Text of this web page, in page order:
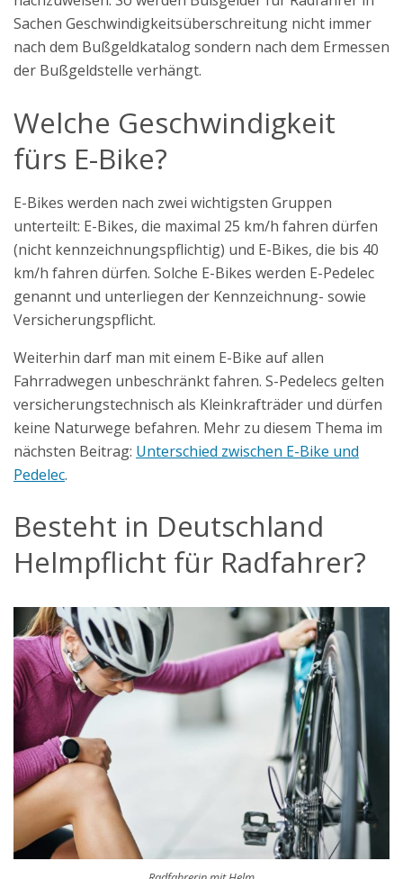
Sachen Geschwindigkeitsüberschreitung nicht immer
nach dem Bußgeldkatalog sondern nach dem Ermessen
der Bußgeldstelle verhängt.
Welche Geschwindigkeit
fürs E-Bike?
E-Bikes werden nach zwei wichtigsten Gruppen
unterteilt: E-Bikes, die maximal 25 km/h fahren dürfen
(nicht kennzeichnungspflichtig) und E-Bikes, die bis 40
km/h fahren dürfen. Solche E-Bikes werden E-Pedelec
genannt und unterliegen der Kennzeichnung- sowie
Versicherungspflicht.
Weiterhin darf man mit einem E-Bike auf allen
Fahrradwegen unbeschränkt fahren. S-Pedelecs gelten
versicherungstechnisch als Kleinkrafträder und dürfen
keine Naturwege befahren. Mehr zu diesem Thema im
nächsten Beitrag: Unterschied zwischen E-Bike und
Pedelec.
Besteht in Deutschland
Helmpflicht für Radfahrer?